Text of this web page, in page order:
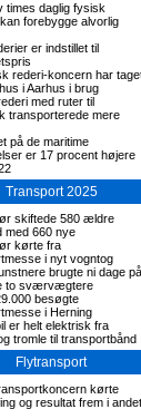
times daglig fysisk
forebygge alvorlig
er indstillet til
rederi-koncern har
i Aarhus i brug
med ruter til
transporterede mere
på de maritime
er 17 procent højere
Transport 2025
skiftede 580 ældre
med 660 nye
kørte fra
i nyt vogntog
brugte ni dage på
to sværvægtere
besøgte
i Herning
er helt elektrisk fra
tromle til transportbånd
Flytransport
kørte
og resultat frem i andet